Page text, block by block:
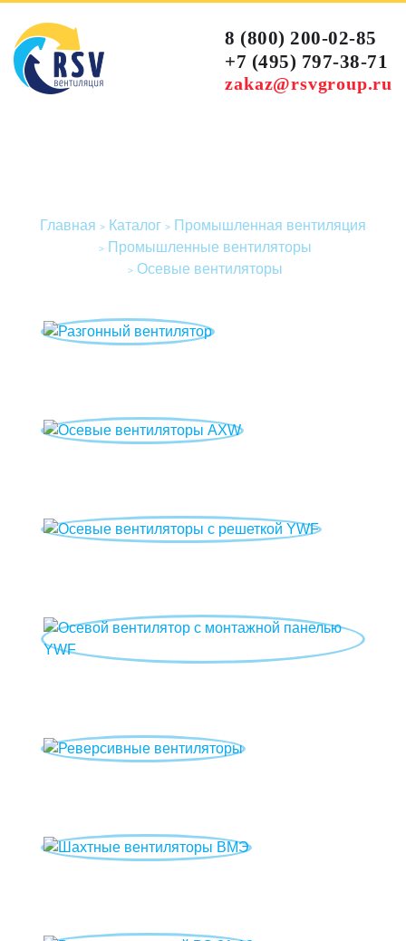
8 (800) 200-02-85
+7 (495) 797-38-71
zakaz@rsvgroup.ru
Главная Каталог
Промышленная вентиляция
Промышленные вентиляторы
Осевые вентиляторы